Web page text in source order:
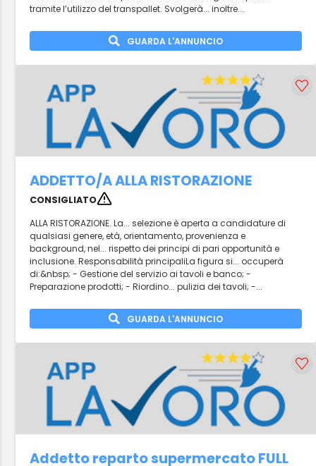
tramite l’utilizzo del transpallet. Svolgerà... inoltre...
GUARDA L'ANNUNCIO
ADDETTO/A ALLA RISTORAZIONE
CONSIGLIATO
ALLA RISTORAZIONE. La... selezione è aperta a candidature di
qualsiasi genere, età, orientamento, provenienza e
background, nel... rispetto dei principi di pari opportunità e
inclusione. Responsabilità principaliLa figura si... occuperà
di:&nbsp; - Gestione del servizio ai tavoli e banco; -
Preparazione prodotti; - Riordino... pulizia dei tavoli; -...
GUARDA L'ANNUNCIO
Addetto reparto supermercato FULL